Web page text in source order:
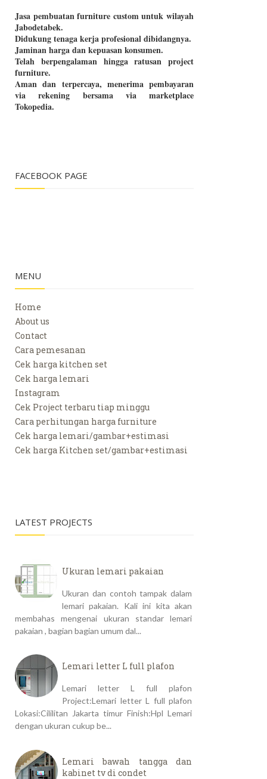
Jasa pembuatan furniture custom untuk wilayah
Jabodetabek.
Didukung tenaga kerja profesional dibidangnya.
Jaminan harga dan kepuasan konsumen.
Telah berpengalaman hingga ratusan project
furniture.
Aman dan terpercaya, menerima pembayaran
via rekening bersama via marketplace
Tokopedia.
FACEBOOK PAGE
MENU
Home
About us
Contact
Cara pemesanan
Cek harga kitchen set
Cek harga lemari
Instagram
Cek Project terbaru tiap minggu
Cara perhitungan harga furniture
Cek harga lemari/gambar+estimasi
Cek harga Kitchen set/gambar+estimasi
LATEST PROJECTS
Ukuran lemari pakaian
Ukuran dan contoh tampak dalam
lemari pakaian. Kali ini kita akan
membahas mengenai ukuran standar lemari
pakaian , bagian bagian umum dal...
Lemari letter L full plafon
Lemari letter L full plafon
Project:Lemari letter L full plafon
Lokasi:Cililitan Jakarta timur Finish:Hpl Lemari
dengan ukuran cukup be...
Lemari bawah tangga dan
kabinet tv di condet